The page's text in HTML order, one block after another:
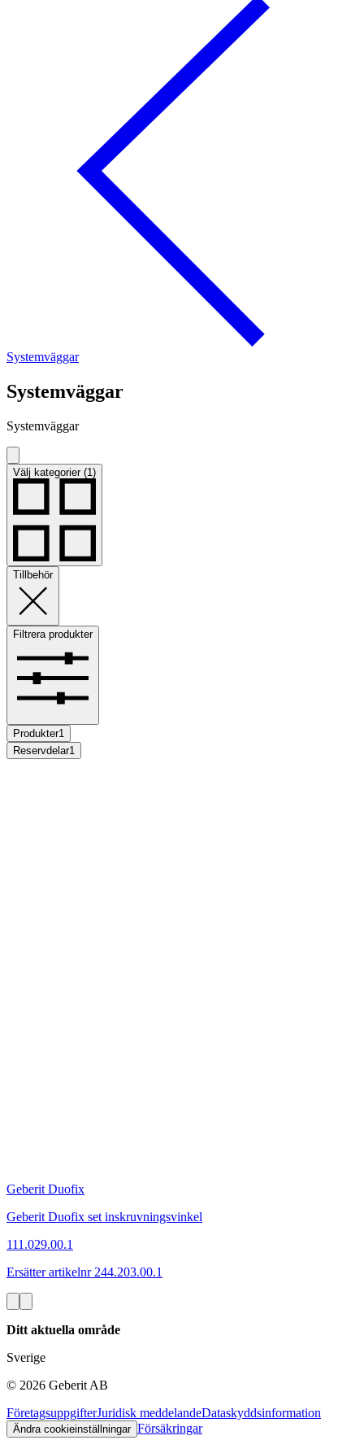
Systemväggar
Systemväggar
Systemväggar
Välj kategorier (1)
Tillbehör
Filtrera produkter
Produkter1
Reservdelar1
Geberit Duofix
Geberit Duofix set inskruvningsvinkel
111.029.00.1
Ersätter artikelnr 244.203.00.1
Ditt aktuella område
Sverige
© 2026 Geberit AB
FöretagsuppgifterJuridisk meddelandeDataskyddsinformation
Ändra cookieinställningar Försäkringar